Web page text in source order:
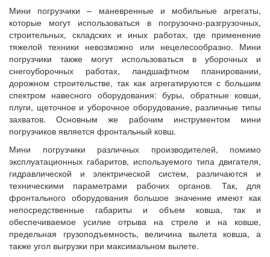
Мини погрузчики – маневренные и мобильные агрегаты,
которые могут использоваться в погрузочно-разгрузочных,
строительных, складских и иных работах, где применение
тяжелой техники невозможно или нецелесообразно. Мини
погрузчики также могут использоваться в уборочных и
снегоуборочных работах, ландшафтном планировании,
дорожном строительстве, так как агрегатируются с большим
спектром навесного оборудования: буры, обратные ковши,
плуги, щеточное и уборочное оборудование, различные типы
захватов. Основным же рабочим инструментом мини
погрузчиков является фронтальный ковш.
Мини погрузчики различных производителей, помимо
эксплуатационных габаритов, используемого типа двигателя,
гидравлической и электрической систем, различаются и
техническими параметрами рабочих органов. Так, для
фронтального оборудования большое значение имеют как
непосредственные габариты и объем ковша, так и
обеспечиваемое усилие отрыва на стреле и на ковше,
предельная грузоподъемность, величина вылета ковша, а
также угол выгрузки при максимальном вылете.